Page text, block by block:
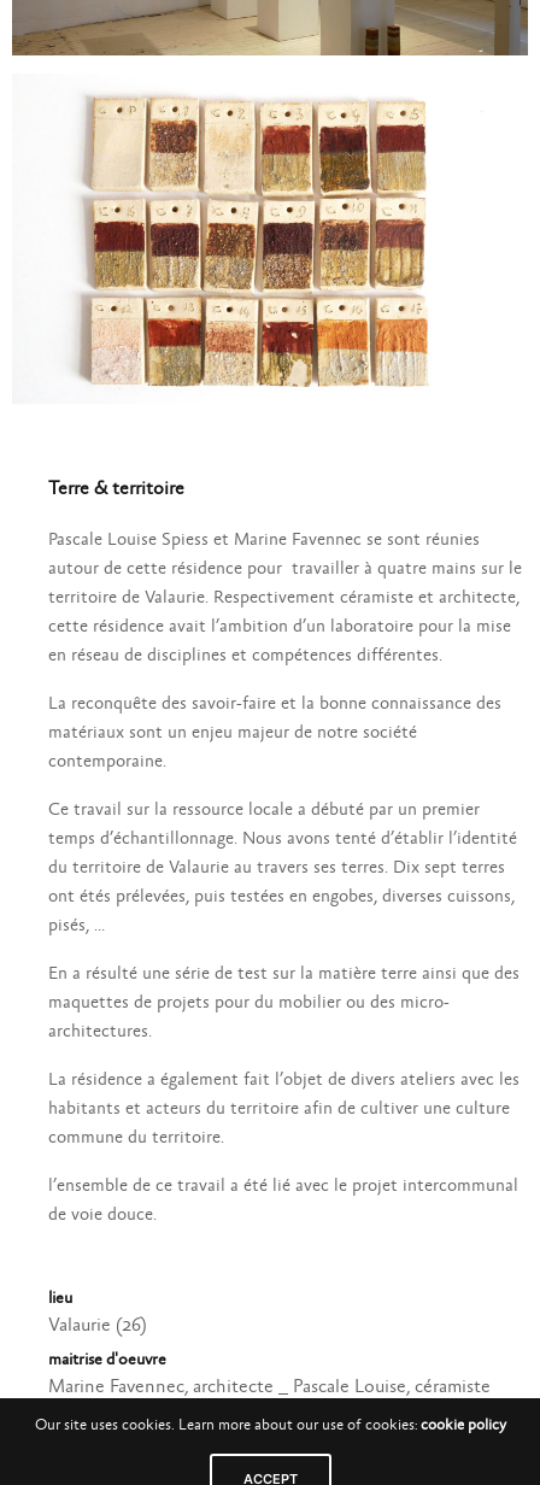
Terre & territoire
Pascale Louise Spiess et Marine Favennec se sont réunies
autour de cette résidence pour travailler à quatre mains sur le
territoire de Valaurie. Respectivement céramiste et architecte,
cette résidence avait l’ambition d’un laboratoire pour la mise
en réseau de disciplines et compétences différentes.
La reconquête des savoir-faire et la bonne connaissance des
matériaux sont un enjeu majeur de notre société
contemporaine.
Ce travail sur la ressource locale a débuté par un premier
temps d’échantillonnage. Nous avons tenté d’établir l’identité
du territoire de Valaurie au travers ses terres. Dix sept terres
ont étés prélevées, puis testées en engobes, diverses cuissons,
pisés, …
En a résulté une série de test sur la matière terre ainsi que des
maquettes de projets pour du mobilier ou des micro-
architectures.
La résidence a également fait l’objet de divers ateliers avec les
habitants et acteurs du territoire afin de cultiver une culture
commune du territoire.
l’ensemble de ce travail a été lié avec le projet intercommunal
de voie douce.
lieu
Valaurie (26)
maitrise d'oeuvre
Marine Favennec, architecte _ Pascale Louise, céramiste
avancement
Our site uses cookies. Learn more about our use of cookies: cookie policy
ACCEPT